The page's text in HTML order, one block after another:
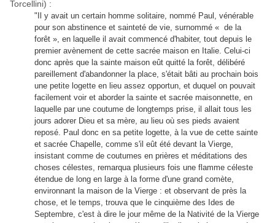
Torcellini) :
"Il y avait un certain homme solitaire, nommé Paul, vénérable
pour son abstinence et sainteté de vie, surnommé « de la
forêt », en laquelle il avait commencé d'habiter, tout depuis le
premier avènement de cette sacrée maison en Italie. Celui-ci
donc après que la sainte maison eût quitté la forêt, délibéré
pareillement d'abandonner la place, s'était bâti au prochain bois
une petite logette en lieu assez opportun, et duquel on pouvait
facilement voir et aborder la sainte et sacrée maisonnette, en
laquelle par une coutume de longtemps prise, il allait tous les
jours adorer Dieu et sa mère, au lieu où ses pieds avaient
reposé. Paul donc en sa petite logette, à la vue de cette sainte
et sacrée Chapelle, comme s'il eût été devant la Vierge,
insistant comme de coutumes en prières et méditations des
choses célestes, remarqua plusieurs fois une flamme céleste
étendue de long en large à la forme d'une grand comète,
environnant la maison de la Vierge : et observant de près la
chose, et le temps, trouva que le cinquième des Ides de
Septembre, c'est à dire le jour même de la Nativité de la Vierge